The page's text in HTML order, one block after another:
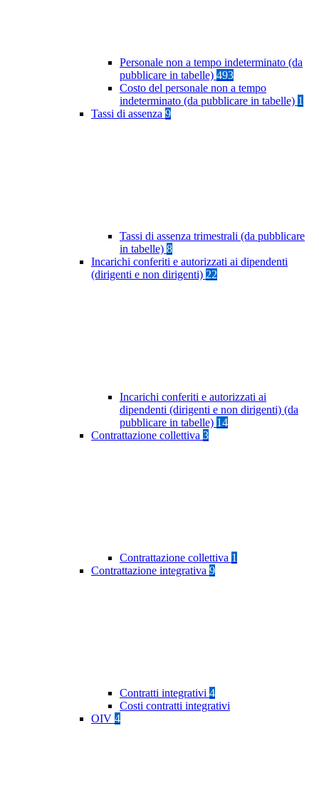
Personale non a tempo indeterminato (da
pubblicare in tabelle) 493
Costo del personale non a tempo
indeterminato (da pubblicare in tabelle) 1
Tassi di assenza 9
Tassi di assenza trimestrali (da pubblicare
in tabelle) 8
Incarichi conferiti e autorizzati ai dipendenti
(dirigenti e non dirigenti) 22
Incarichi conferiti e autorizzati ai
dipendenti (dirigenti e non dirigenti) (da
pubblicare in tabelle) 14
Contrattazione collettiva 3
Contrattazione collettiva 1
Contrattazione integrativa 9
Contratti integrativi 4
Costi contratti integrativi
OIV 4